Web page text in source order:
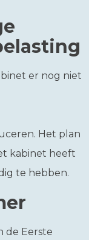
er nog niet
Het plan
kabinet heeft
te hebben.
de Eerste